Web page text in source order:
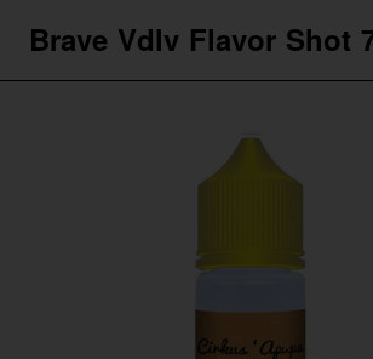
Brave Vdlv Flavor Shot